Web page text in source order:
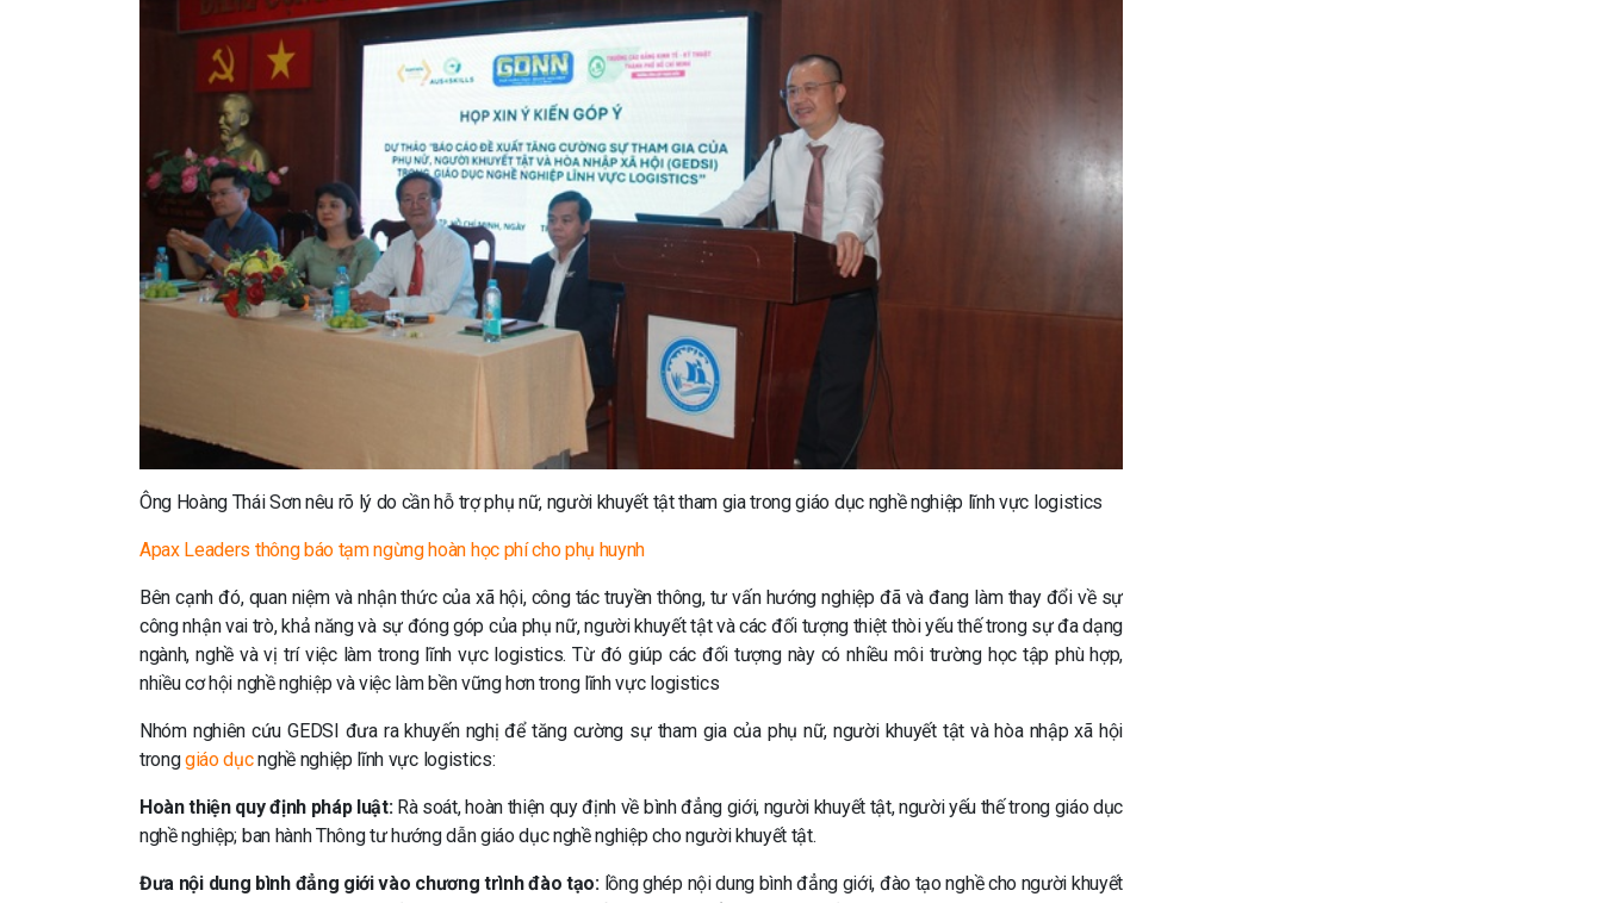
Ông Hoàng Thái Sơn nêu rõ lý do cần hỗ trợ phụ nữ, người khuyết tật tham gia trong giáo dục nghề nghiệp lĩnh vực logistics
Apax Leaders thông báo tạm ngừng hoàn học phí cho phụ huynh
Bên cạnh đó, quan niệm và nhận thức của xã hội, công tác truyền thông, tư vấn hướng nghiệp đã và đang làm thay đổi về sự
công nhận vai trò, khả năng và sự đóng góp của phụ nữ, người khuyết tật và các đối tượng thiệt thòi yếu thế trong sự đa dạng
ngành, nghề và vị trí việc làm trong lĩnh vực logistics. Từ đó giúp các đối tượng này có nhiều môi trường học tập phù hợp,
nhiều cơ hội nghề nghiệp và việc làm bền vững hơn trong lĩnh vực logistics
Nhóm nghiên cứu GEDSI đưa ra khuyến nghị để tăng cường sự tham gia của phụ nữ, người khuyết tật và hòa nhập xã hội
tronggiáo dụcnghề nghiệp lĩnh vực logistics:
Hoàn thiện quy định pháp luật: Rà soát, hoàn thiện quy định về bình đẳng giới, người khuyết tật, người yếu thế trong giáo dục
nghề nghiệp; ban hành Thông tư hướng dẫn giáo dục nghề nghiệp cho người khuyết tật.
Đưa nội dung bình đẳng giới vào chương trình đào tạo:lồng ghép nội dung bình đẳng giới, đào tạo nghề cho người khuyết